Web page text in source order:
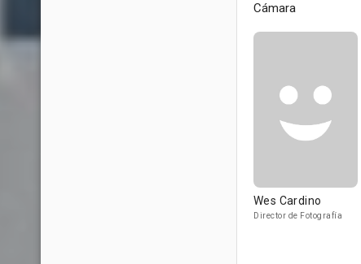
Cámara
Wes Cardino
Director de Fotografía